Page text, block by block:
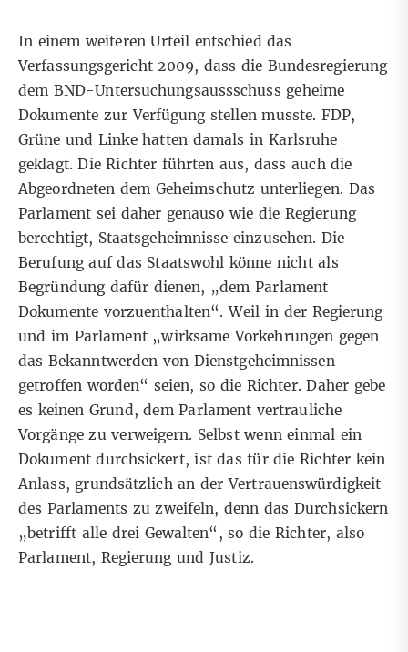
In einem weiteren Urteil entschied das
Verfassungsgericht 2009, dass die Bundesregierung
dem BND-Untersuchungsaussschuss geheime
Dokumente zur Verfügung stellen musste. FDP,
Grüne und Linke hatten damals in Karlsruhe
geklagt. Die Richter führten aus, dass auch die
Abgeordneten dem Geheimschutz unterliegen. Das
Parlament sei daher genauso wie die Regierung
berechtigt, Staatsgeheimnisse einzusehen. Die
Berufung auf das Staatswohl könne nicht als
Begründung dafür dienen, „dem Parlament
Dokumente vorzuenthalten“. Weil in der Regierung
und im Parlament „wirksame Vorkehrungen gegen
das Bekanntwerden von Dienstgeheimnissen
getroffen worden“ seien, so die Richter. Daher gebe
es keinen Grund, dem Parlament vertrauliche
Vorgänge zu verweigern. Selbst wenn einmal ein
Dokument durchsickert, ist das für die Richter kein
Anlass, grundsätzlich an der Vertrauenswürdigkeit
des Parlaments zu zweifeln, denn das Durchsickern
„betrifft alle drei Gewalten“, so die Richter, also
Parlament, Regierung und Justiz.